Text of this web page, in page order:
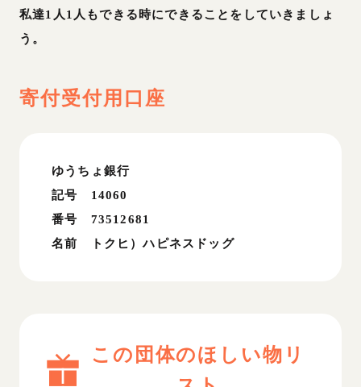
私達1人1人もできる時にできることをしていきましょ
う。
寄付受付用口座
ゆうちょ銀行
記号 14060
番号 73512681
名前 トクヒ）ハピネスドッグ
この団体のほしい物リ